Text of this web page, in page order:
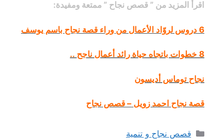
اقرأ المزيد من ” قصص نجاح ” ممتعة ومفيدة:
6 دروس لروّاد الأعمال من وراء قصة نجاح باسم يوسف
8 خطوات باتجاه حياة رائد أعمال ناجح ..
نجاح توماس أديسون
قصة نجاح احمد زويل – قصص نجاح
التصنيفات
قصص نجاح و تنمية